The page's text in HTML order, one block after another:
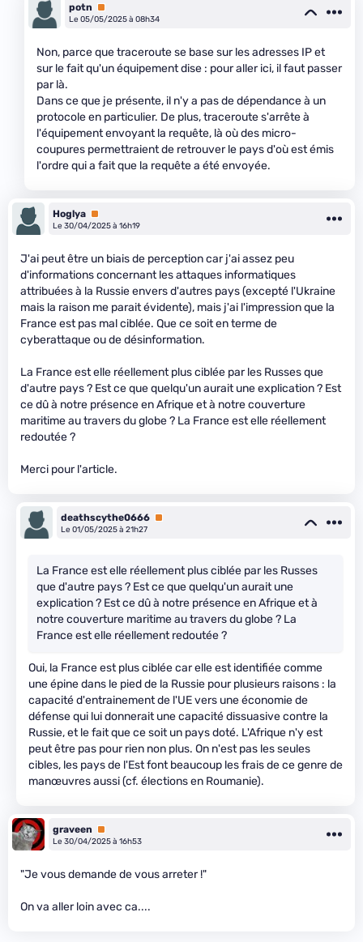
potn
Premium
Le 05/05/2025 à 08h34
Non, parce que traceroute se base sur les adresses IP et
sur le fait qu'un équipement dise : pour aller ici, il faut passer
par là.
Dans ce que je présente, il n'y a pas de dépendance à un
protocole en particulier. De plus, traceroute s'arrête à
l'équipement envoyant la requête, là où des micro-
coupures permettraient de retrouver le pays d'où est émis
l'ordre qui a fait que la requête a été envoyée.
Hoglya Premium
Le 30/04/2025 à 16h19
J'ai peut être un biais de perception car j'ai assez peu
d'informations concernant les attaques informatiques
attribuées à la Russie envers d'autres pays (excepté l'Ukraine
mais la raison me parait évidente), mais j'ai l'impression que la
France est pas mal ciblée. Que ce soit en terme de
cyberattaque ou de désinformation.
La France est elle réellement plus ciblée par les Russes que
d'autre pays ? Est ce que quelqu'un aurait une explication ? Est
ce dû à notre présence en Afrique et à notre couverture
maritime au travers du globe ? La France est elle réellement
redoutée ?
Merci pour l'article.
deathscythe0666 Premium
Le 01/05/2025 à 21h27
La France est elle réellement plus ciblée par les Russes
que d'autre pays ? Est ce que quelqu'un aurait une
explication ? Est ce dû à notre présence en Afrique et à
notre couverture maritime au travers du globe ? La
France est elle réellement redoutée ?
Oui, la France est plus ciblée car elle est identifiée comme
une épine dans le pied de la Russie pour plusieurs raisons : la
capacité d'entrainement de l'UE vers une économie de
défense qui lui donnerait une capacité dissuasive contre la
Russie, et le fait que ce soit un pays doté. L'Afrique n'y est
peut être pas pour rien non plus. On n'est pas les seules
cibles, les pays de l'Est font beaucoup les frais de ce genre de
manœuvres aussi (cf. élections en Roumanie).
graveen
Premium
Le 30/04/2025 à 16h53
"Je vous demande de vous arreter !"
On va aller loin avec ca....